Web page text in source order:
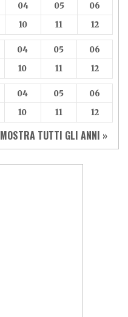
04 05
06
10 11 12
04 05
06
10 11 12
04 05
06
10 11 12
MOSTRA TUTTI GLI ANNI »